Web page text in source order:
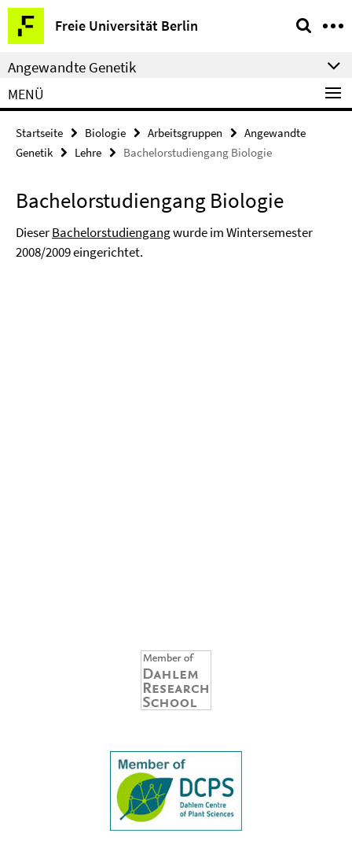
Springe
direkt
zu
Inhalt
Freie Universität Berlin
Service-
Navigation
Angewandte Genetik
MENÜ
Startseite Biologie Arbeitsgruppen
Angewandte
Genetik
Lehre Bachelorstudiengang Biologie
Bachelorstudiengang Biologie
DieserBachelorstudiengangwurde im Wintersemester
2008/2009 eingerichtet.